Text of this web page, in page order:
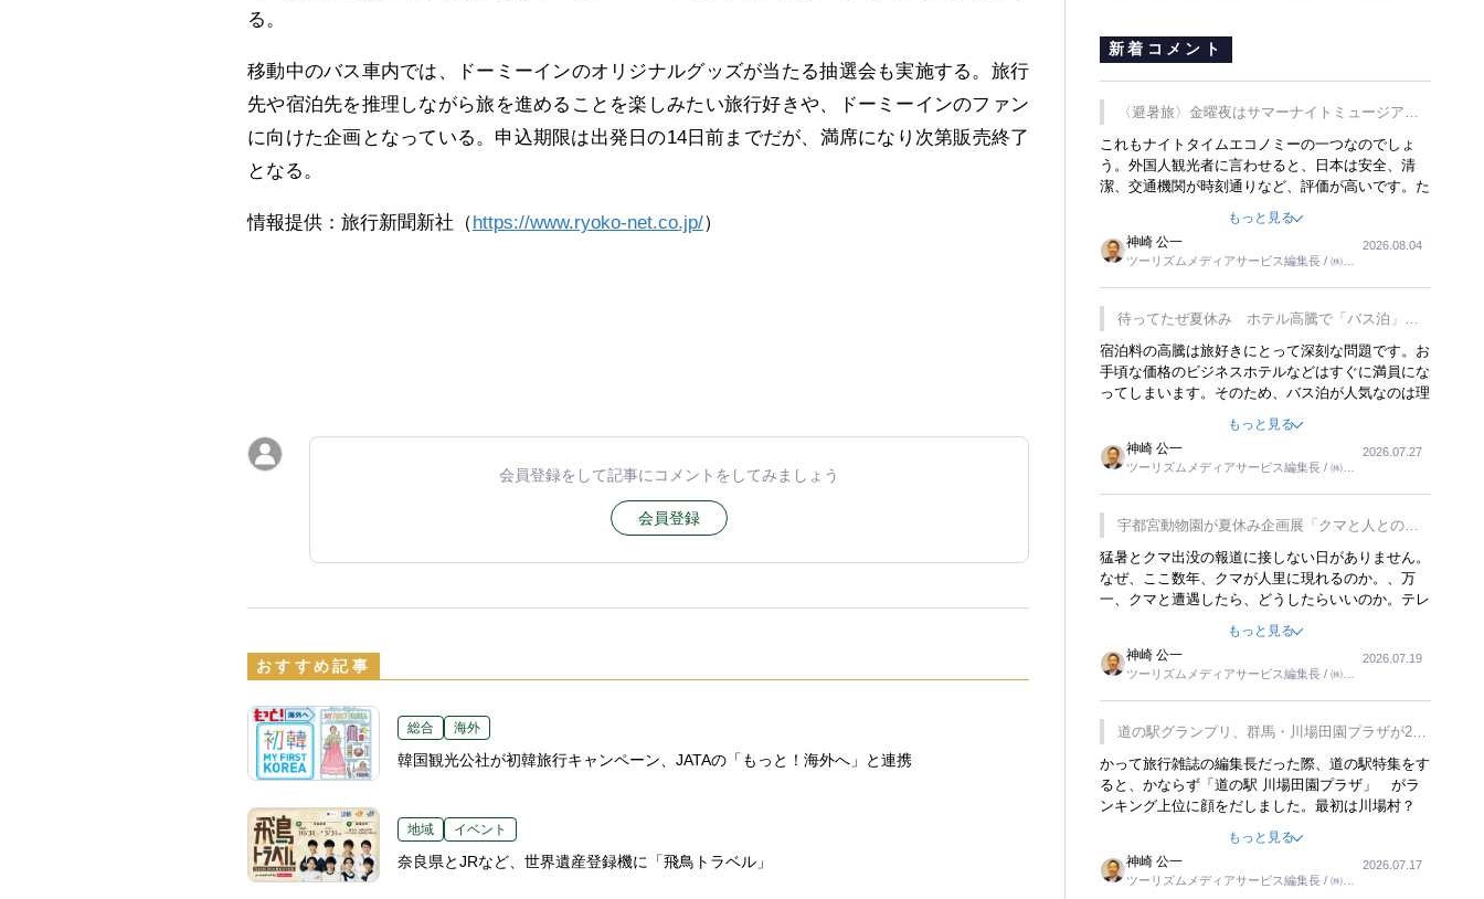
る。
移動中のバス車内では、ドーミーインのオリジナルグッズが当たる抽選会も実施する。旅行
先や宿泊先を推理しながら旅を進めることを楽しみたい旅行好きや、ドーミーインのファン
に向けた企画となっている。申込期限は出発日の14日前までだが、満席になり次第販売終了
となる。
情報提供：旅行新聞新社（ https://www.ryoko-net.co.jp/）
会員登録をして記事にコメントをしてみましょう
会員登録
おすすめ記事
総合 海外
韓国観光公社が初韓旅行キャンペーン、JATAの「もっと！海外へ」と連携
地域 イベント
奈良県とJRなど、世界遺産登録機に「飛鳥トラベル」
新着コメント
〈避暑旅〉金曜夜はサマーナイトミュージア
ム、都立6施設で
これもナイトタイムエコノミーの一つなのでしょ
う。外国人観光者に言わせると、日本は安全、清
潔、交通機関が時刻通りなど、評価が高いです。た
す。そのような意味で、金曜夜にこのようなイベン
トが行われれば、日本人に限らず外国人にとっても
楽しみが増えるでしょうね。
もっと見る
神崎 公一
ツーリズムメディアサービス編集長 / ㈱ツ
2026.08.04
待ってたぜ夏休み ホテル高騰で「バス泊」人
気
宿泊料の高騰は旅好きにとって深刻な問題です。お
手頃な価格のビジネスホテルなどはすぐに満員にな
ってしまいます。そのため、バス泊が人気なのは理
行をした時は、移動はグレイハウンドバスでした。
夕方から夜の便を利用してホテル代を浮かせていま
した。ただし、若いからできたことです。若い人が
夜行バスで京都に行った、青森に行ったと聞くと、
疲れが残らないのかなと思ってしまいます。
もっと見る
神崎 公一
ツーリズムメディアサービス編集長 / ㈱ツ
2026.07.27
宇都宮動物園が夏休み企画展「クマと人との距
離」を7月20日から開催
猛暑とクマ出没の報道に接しない日がありません。
なぜ、ここ数年、クマが人里に現れるのか。、万
一、クマと遭遇したら、どうしたらいいのか。テレ
るなんてことは、冗談でもいえません。そんな中
で、この企画展はタイムリーですね。
もっと見る
神崎 公一
ツーリズムメディアサービス編集長 / ㈱ツ
2026.07.19
道の駅グランプリ、群馬・川場田園プラザが2連
覇
かって旅行雑誌の編集長だった際、道の駅特集をす
ると、かならず「道の駅 川場田園プラザ」 がラ
ンキング上位に顔をだしました。最初は川場村？
れ永井 彰一社長にインタビューしたら、興味深い
話が次々が飛び出しました。プレゼンも巧みで、今
でも思い出すことが２つあります。一つは、従業員
もっと見る
神崎 公一
ツーリズムメディアサービス編集長 / ㈱ツ
2026.07.17